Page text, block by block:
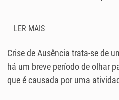
LER MAIS
Crise de Ausência trata-se de
há um breve período de olhar
que é causada por uma